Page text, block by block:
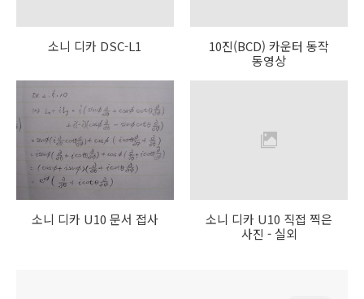
소니 디카 DSC-L1
10진(BCD) 카운터 동작
동영상
소니 디카 U10 문서 접사
소니 디카 U10 직접 찍은
사진 - 실외